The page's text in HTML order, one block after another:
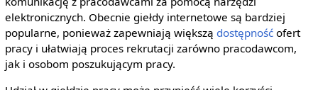
elektronicznych. Obecnie giełdy internetowe są bardziej
popularne, ponieważ zapewniają większą dostępnośćofert
pracy i ułatwiają proces rekrutacji zarówno pracodawcom,
jak i osobom poszukującym pracy.